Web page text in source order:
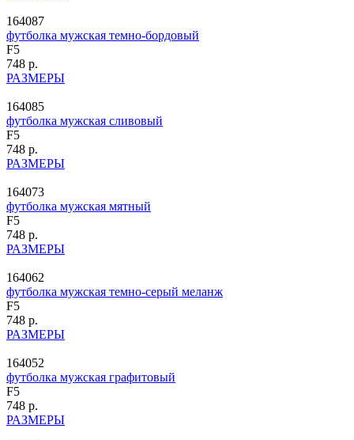
164087
футболка мужская темно-бордовый
F5
748 р.
РАЗМЕРЫ
164085
футболка мужская сливовый
F5
748 р.
РАЗМЕРЫ
164073
футболка мужская мятный
F5
748 р.
РАЗМЕРЫ
164062
футболка мужская темно-серый меланж
F5
748 р.
РАЗМЕРЫ
164052
футболка мужская графитовый
F5
748 р.
РАЗМЕРЫ